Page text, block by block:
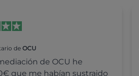
de OCU
de OCU he
que me habían sustraido